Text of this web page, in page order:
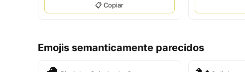
📋 Copiar
Emojis semanticamente parecidos